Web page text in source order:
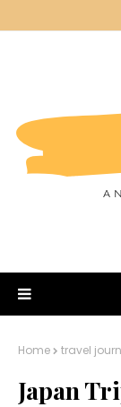
Home travel
Japan